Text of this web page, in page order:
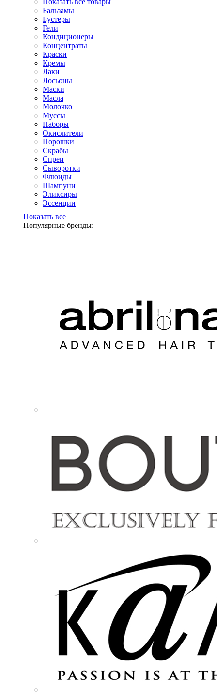
Показать все товары
Бальзамы
Бустеры
Гели
Кондиционеры
Концентраты
Краски
Кремы
Лаки
Лосьоны
Маски
Масла
Молочко
Муссы
Наборы
Окислители
Порошки
Скрабы
Спреи
Сыворотки
Флюиды
Шампуни
Эликсиры
Эссенции
Показать все
Популярные бренды: